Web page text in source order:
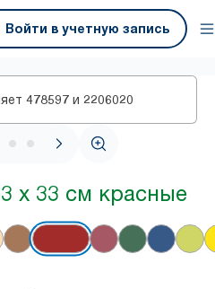
Войти в учетную запись
478597 и 2206020
6
х 33 см красные